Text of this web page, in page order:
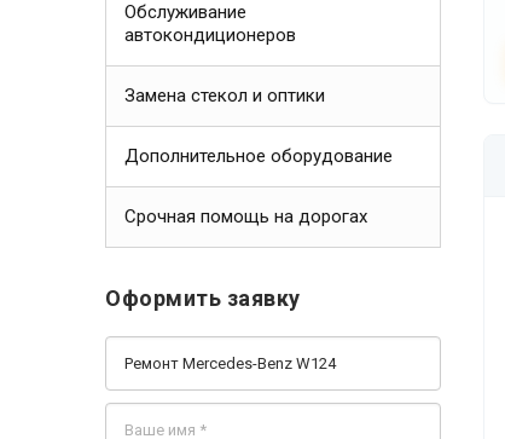
Обслуживание
автокондиционеров
Замена стекол и оптики
Дополнительное оборудование
Срочная помощь на дорогах
Оформить заявку